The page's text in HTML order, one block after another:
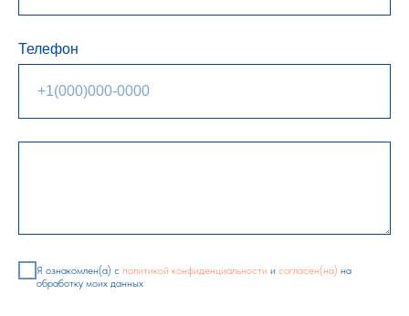
Телефон
Я ознакомлен(а) с политикой конфиденциальности и согласен(на) на
обработку моих данных